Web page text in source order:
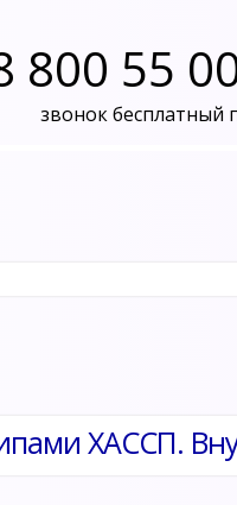
800 55
звонок бесплатный